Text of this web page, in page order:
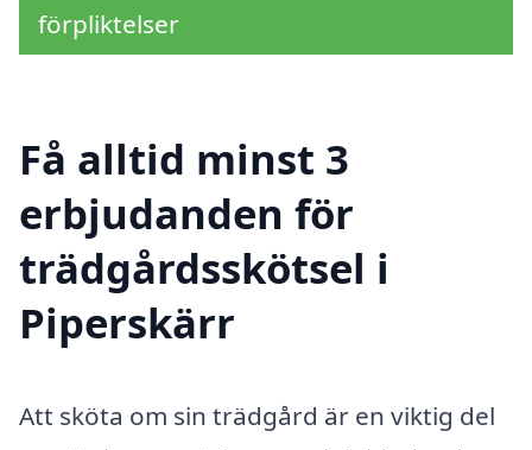
förpliktelser
Få alltid minst 3
erbjudanden för
trädgårdsskötsel i
Piperskärr
Att sköta om sin trädgård är en viktig del